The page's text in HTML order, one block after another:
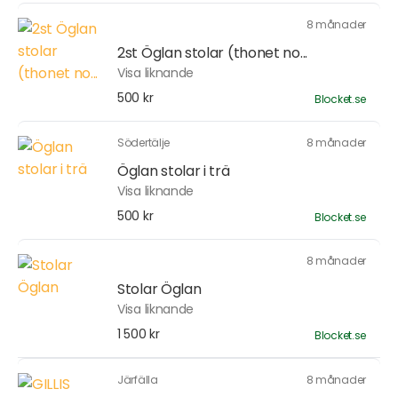
8 månader
2st Öglan stolar (thonet no...
Visa liknande
500 kr
Blocket.se
Södertälje 8 månader
Öglan stolar i trä
Visa liknande
500 kr
Blocket.se
8 månader
Stolar Öglan
Visa liknande
1 500 kr
Blocket.se
Järfälla 8 månader